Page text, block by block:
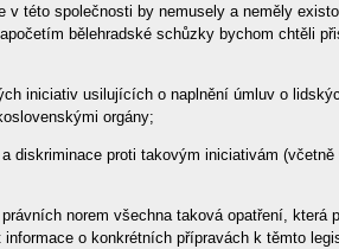
v této společnosti by nemusely a neměly
bělehradské schůzky bychom chtěli
iniciativ usilujících o naplnění úmluv o
orgány;
diskriminace proti takovým iniciativám
norem všechna taková opatření, která
o konkrétních přípravách k těmto